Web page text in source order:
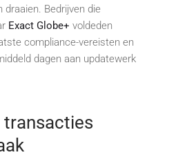
draaien. Bedrijven die
Exact Globe+ voldeden
compliance-vereisten en
dagen aan updatewerk
transacties